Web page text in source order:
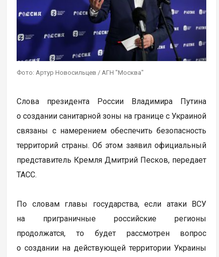
Фото: Артур Новосильцев / АГН "Москва"
Слова президента России Владимира Путина
о создании санитарной зоны на границе с Украиной
связаны с намерением обеспечить безопасность
территорий страны. Об этом заявил официальный
представитель Кремля Дмитрий Песков, передает
ТАСС.
По словам главы государства, если атаки ВСУ
на приграничные российские регионы
продолжатся, то будет рассмотрен вопрос
о создании на действующей территории Украины